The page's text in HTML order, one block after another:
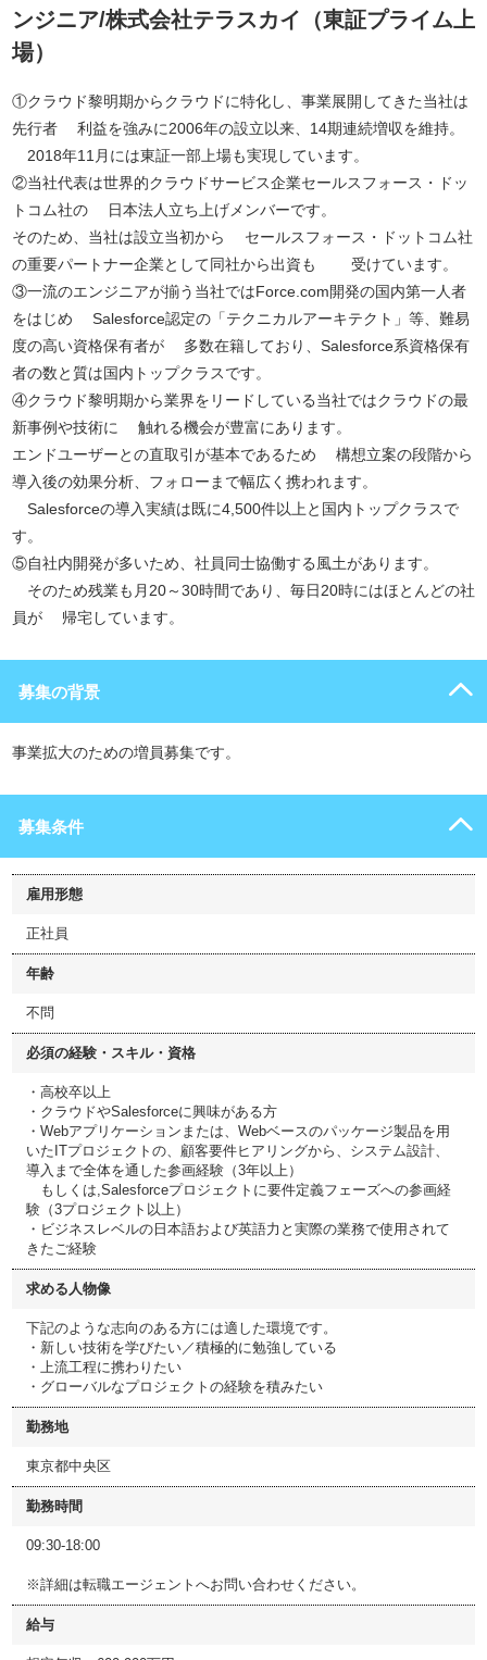
ンジニア/株式会社テラスカイ（東証プライム上
場）
①クラウド黎明期からクラウドに特化し、事業展開してきた当社は
先行者 利益を強みに2006年の設立以来、14期連続増収を維持。
2018年11月には東証一部上場も実現しています。
②当社代表は世界的クラウドサービス企業セールスフォース・ドッ
トコム社の 日本法人立ち上げメンバーです。
そのため、当社は設立当初から セールスフォース・ドットコム社
の重要パートナー企業として同社から出資も 受けています。
③一流のエンジニアが揃う当社ではForce.com開発の国内第一人者
をはじめ Salesforce認定の「テクニカルアーキテクト」等、難易
度の高い資格保有者が 多数在籍しており、Salesforce系資格保有
者の数と質は国内トップクラスです。
④クラウド黎明期から業界をリードしている当社ではクラウドの最
新事例や技術に 触れる機会が豊富にあります。
エンドユーザーとの直取引が基本であるため 構想立案の段階から
導入後の効果分析、フォローまで幅広く携われます。
Salesforceの導入実績は既に4,500件以上と国内トップクラスで
す。
⑤自社内開発が多いため、社員同士協働する風土があります。
そのため残業も月20～30時間であり、毎日20時にはほとんどの社
員が 帰宅しています。
募集の背景
事業拡大のための増員募集です。
募集条件
雇用形態
正社員
年齢
不問
必須の経験・スキル・資格
・高校卒以上
・クラウドやSalesforceに興味がある方
・Webアプリケーションまたは、Webベースのパッケージ製品を用
いたITプロジェクトの、顧客要件ヒアリングから、システム設計、
導入まで全体を通した参画経験（3年以上）
もしくは,Salesforceプロジェクトに要件定義フェーズへの参画経
験（3プロジェクト以上）
・ビジネスレベルの日本語および英語力と実際の業務で使用されて
きたご経験
求める人物像
下記のような志向のある方には適した環境です。
・新しい技術を学びたい／積極的に勉強している
・上流工程に携わりたい
・グローバルなプロジェクトの経験を積みたい
勤務地
東京都中央区
勤務時間
09:30-18:00
※詳細は転職エージェントへお問い合わせください。
給与